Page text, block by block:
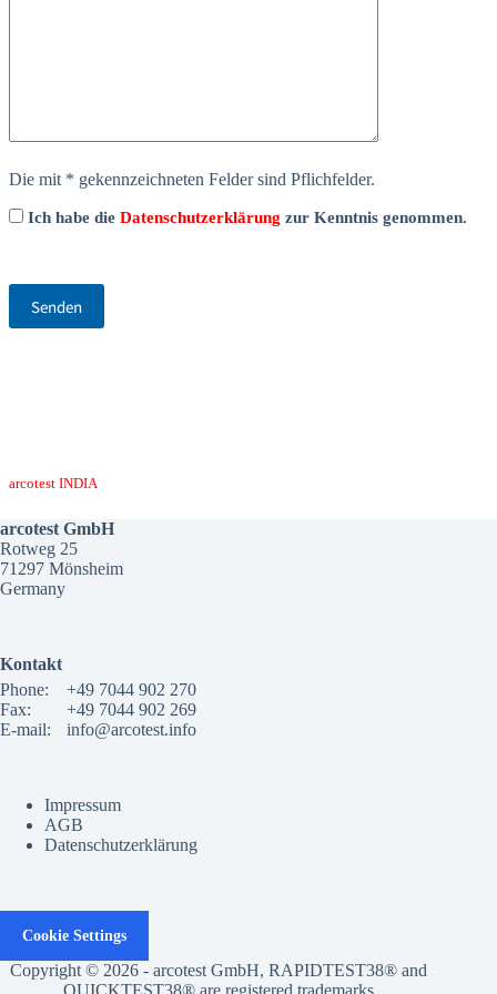
Die mit * gekennzeichneten Felder sind Pflichfelder.
Ich habe die Datenschutzerklärung zur Kenntnis genommen.
arcotest INDIA
arcotest GmbH
Rotweg 25
71297 Mönsheim
Germany
Kontakt
Phone:
+49 7044 902 270
Fax:
+49 7044 902 269
E-mail:
info@arcotest.info
Impressum
AGB
Datenschutzerklärung
Cookie Settings
Copyright © 2026 - arcotest GmbH, RAPIDTEST38® and
QUICKTEST38® are registered trademarks